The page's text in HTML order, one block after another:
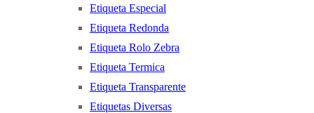
Etiqueta Especial
Etiqueta Redonda
Etiqueta Rolo Zebra
Etiqueta Termica
Etiqueta Transparente
Etiquetas Diversas